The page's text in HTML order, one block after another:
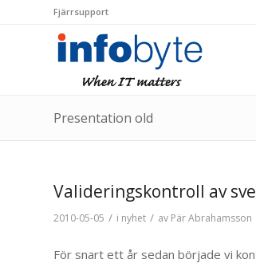
Fjärrsupport
Presentation old
Valideringskontroll av
2010-05-05 / i nyhet / av Pär Abrahamsson
För snart ett år sedan började vi